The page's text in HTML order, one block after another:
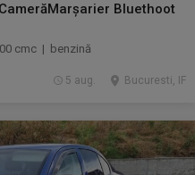
Bluethoot
cmc | benzină
Bucuresti, IF
5 aug.